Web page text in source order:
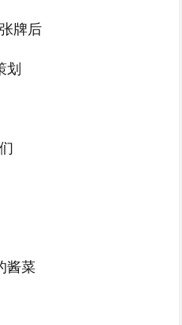
牌后
划
酱菜